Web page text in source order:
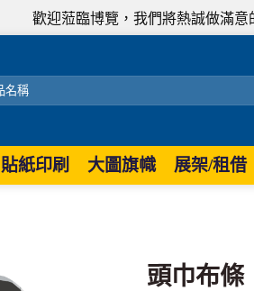
歡迎蒞臨博覽，我們將熱誠做滿意的服務
貼紙印刷 大圖旗幟 展架/租借
頭巾布條